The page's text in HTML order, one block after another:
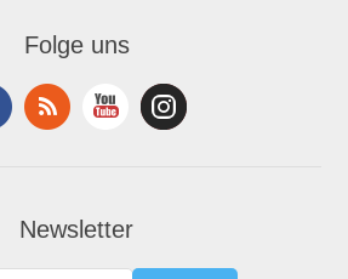
Folge uns
Newsletter